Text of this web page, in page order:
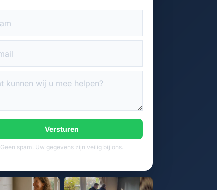
Versturen
Geen spam. Uw gegevens zijn veilig bij ons.